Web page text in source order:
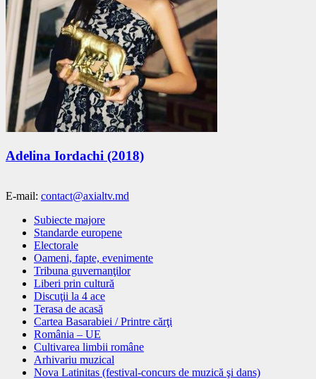
Adelina Iordachi (2018)
E-mail: contact@axialtv.md
Subiecte majore
Standarde europene
Electorale
Oameni, fapte, evenimente
Tribuna guvernanţilor
Liberi prin cultură
Discuţii la 4 ace
Terasa de acasă
Cartea Basarabiei / Printre cărţi
România – UE
Cultivarea limbii române
Arhivariu muzical
Nova Latinitas (festival-concurs de muzică şi dans)